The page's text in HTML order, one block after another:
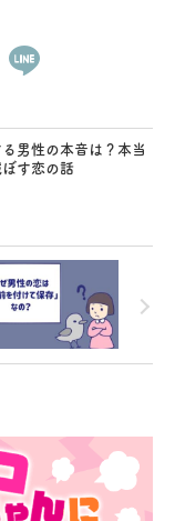
る男性の本音は？本当
す恋の話